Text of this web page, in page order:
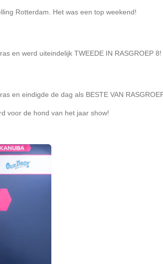
Rotterdam. Het was een top weekend!
en werd uiteindelijk TWEEDE IN RASGROEP 8!
en eindigde de dag als BESTE VAN
voor de hond van het jaar show!